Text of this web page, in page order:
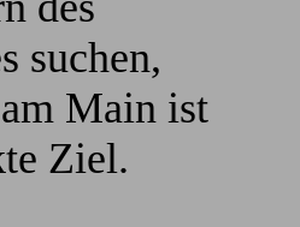
suchen,
Main ist
Ziel.